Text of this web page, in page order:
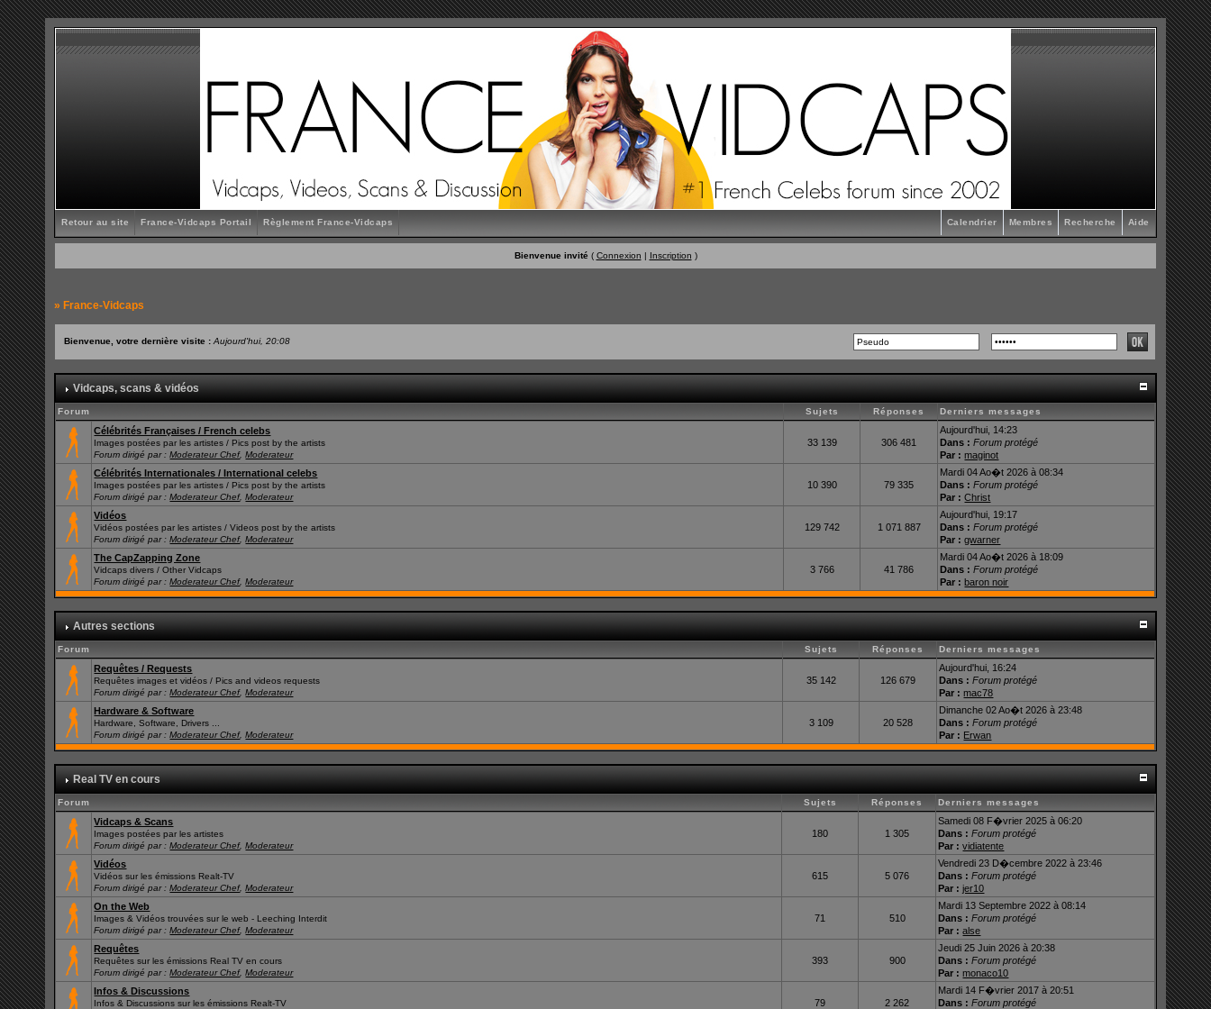
Retour au site France-Vidcaps Portail Règlement France-Vidcaps Aide
Recherche
Membres
Calendrier
Bienvenue invité( Connexion | Inscription )
» France-Vidcaps
Bienvenue, votre dernière visite :Aujourd'hui, 20:08
Vidcaps, scans & vidéos
Forum Sujets Réponses Derniers messages
Célébrités Françaises / French celebs
Images postées par les artistes / Pics post by the artists
Forum dirigé par :Moderateur Chef,Moderateur
33 139 306 481
Aujourd'hui, 14:23
Dans : Forum protégé
Par : maginot
Célébrités Internationales / International celebs
Images postées par les artistes / Pics post by the artists
Forum dirigé par :Moderateur Chef,Moderateur
10 390 79 335
Mardi 04 Ao�t 2026 à 08:34
Dans : Forum protégé
Par : Christ
Vidéos
Vidéos postées par les artistes / Videos post by the artists
Forum dirigé par :Moderateur Chef,Moderateur
129 742 1 071 887
Aujourd'hui, 19:17
Dans : Forum protégé
Par : gwarner
The CapZapping Zone
Vidcaps divers / Other Vidcaps
Forum dirigé par :Moderateur Chef,Moderateur
3 766 41 786
Mardi 04 Ao�t 2026 à 18:09
Dans : Forum protégé
Par : baron noir
Autres sections
Forum Sujets Réponses Derniers messages
Requêtes / Requests
Requêtes images et vidéos / Pics and videos requests
Forum dirigé par :Moderateur Chef,Moderateur
35 142 126 679
Aujourd'hui, 16:24
Dans : Forum protégé
Par : mac78
Hardware & Software
Hardware, Software, Drivers ...
Forum dirigé par :Moderateur Chef,Moderateur
3 109 20 528
Dimanche 02 Ao�t 2026 à 23:48
Dans : Forum protégé
Par : Erwan
Real TV en cours
Forum Sujets Réponses Derniers messages
Vidcaps & Scans
Images postées par les artistes
Forum dirigé par :Moderateur Chef,Moderateur
180 1 305
Samedi 08 F�vrier 2025 à 06:20
Dans : Forum protégé
Par : vidiatente
Vidéos
Vidéos sur les émissions Realt-TV
Forum dirigé par :Moderateur Chef,Moderateur
615 5 076
Vendredi 23 D�cembre 2022 à 23:46
Dans : Forum protégé
Par : jer10
On the Web
Images & Vidéos trouvées sur le web - Leeching Interdit
Forum dirigé par :Moderateur Chef,Moderateur
71 510
Mardi 13 Septembre 2022 à 08:14
Dans : Forum protégé
Par : alse
Requêtes
Requêtes sur les émissions Real TV en cours
Forum dirigé par :Moderateur Chef,Moderateur
393 900
Jeudi 25 Juin 2026 à 20:38
Dans : Forum protégé
Par : monaco10
Infos & Discussions
Infos & Discussions sur les émissions Realt-TV
79 2 262
Mardi 14 F�vrier 2017 à 20:51
Dans : Forum protégé